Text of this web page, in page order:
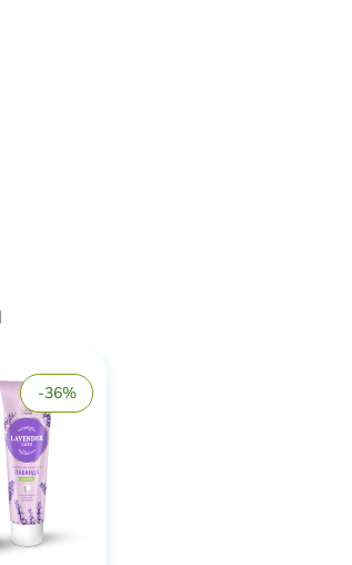
-36%